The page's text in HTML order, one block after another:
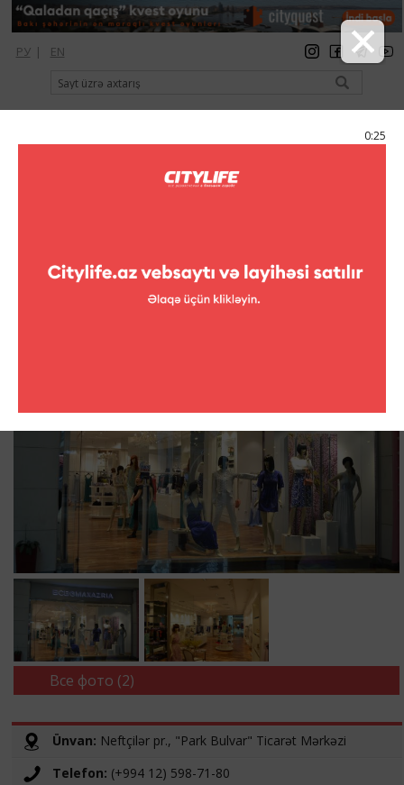
0:24
РУ | EN
qeydiyyat giriş Citylife Magazine
BCBG Maxazria
Все фото (2)
Ünvan: Neftçilər pr., "Park Bulvar" Ticarət Mərkəzi
Telefon: (+994 12) 598-71-80